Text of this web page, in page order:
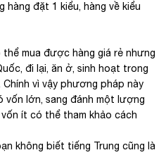
hàng đặt 1 kiểu, hàng về kiểu
mua được hàng giá rẻ nhưng
đi lại, ăn ở, sinh hoạt trong
Chính vì vậy phương pháp này
vốn lớn, sang đánh một lượng
ít có thể tham khảo cách
không biết tiếng Trung cũng là